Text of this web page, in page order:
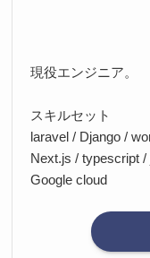
現役エンジニア。
スキルセット
laravel / Django /
Next.js / typescript
Google cloud